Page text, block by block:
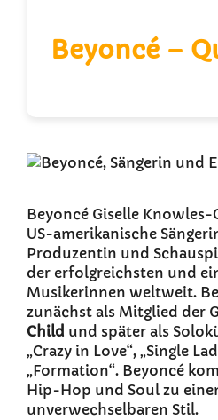
Beyoncé –
Beyoncé Giselle Knowles-
US-amerikanische
Produzentin und
der erfolgreichsten und
Musikerinnen weltweit.
zunächst als Mitglied der
Child und später als
„Crazy in Love“, „Single
„Formation“. Beyoncé
Hip-Hop und Soul zu
unverwechselbaren Stil.